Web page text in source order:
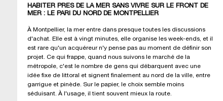
HABITER PRÈS DE LA MER SANS VIVRE SUR LE FRONT DE
MER : LE PARI DU NORD DE MONTPELLIER
À Montpellier, la mer entre dans presque toutes les discussions
d'achat. Elle est à vingt minutes, elle organise les week-ends, et il
est rare qu'un acquéreur n'y pense pas au moment de définir son
projet. Ce qui frappe, quand nous suivons le marché de la
métropole, c'est le nombre de gens qui débarquent avec une
idée fixe de littoral et signent finalement au nord de la ville, entre
garrigue et pinède. Sur le papier, le choix semble moins
séduisant. À l'usage, il tient souvent mieux la route.